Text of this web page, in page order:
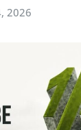
2026